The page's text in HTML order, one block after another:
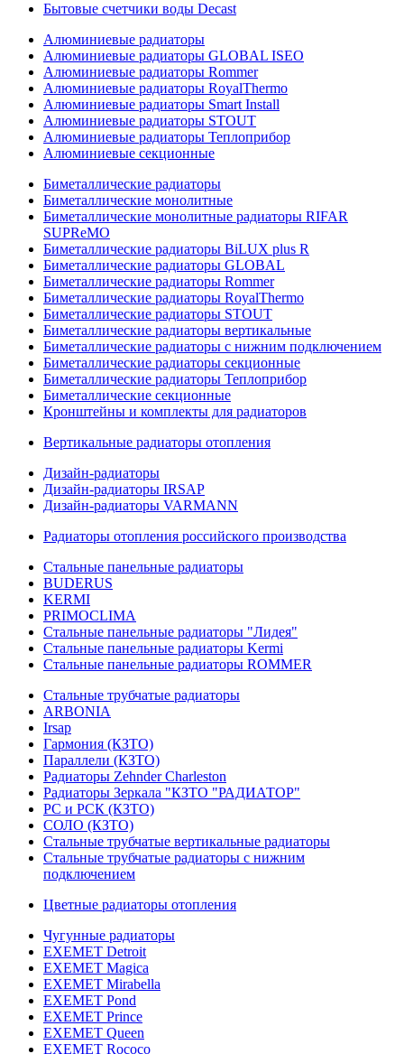
Бытовые счетчики воды Decast
Алюминиевые радиаторы
Алюминиевые радиаторы GLOBAL ISEO
Алюминиевые радиаторы Rommer
Алюминиевые радиаторы RoyalThermo
Алюминиевые радиаторы Smart Install
Алюминиевые радиаторы STOUT
Алюминиевые радиаторы Теплоприбор
Алюминиевые секционные
Биметаллические радиаторы
Биметаллические монолитные
Биметаллические монолитные радиаторы RIFAR
SUPReMO
Биметаллические радиаторы BiLUX plus R
Биметаллические радиаторы GLOBAL
Биметаллические радиаторы Rommer
Биметаллические радиаторы RoyalThermo
Биметаллические радиаторы STOUT
Биметаллические радиаторы вертикальные
Биметаллические радиаторы с нижним подключением
Биметаллические радиаторы секционные
Биметаллические радиаторы Теплоприбор
Биметаллические секционные
Кронштейны и комплекты для радиаторов
Вертикальные радиаторы отопления
Дизайн-радиаторы
Дизайн-радиаторы IRSAP
Дизайн-радиаторы VARMANN
Радиаторы отопления российского производства
Стальные панельные радиаторы
BUDERUS
KERMI
PRIMOCLIMA
Стальные панельные радиаторы "Лидея"
Стальные панельные радиаторы Kermi
Стальные панельные радиаторы ROMMER
Стальные трубчатые радиаторы
ARBONIA
Irsap
Гармония (КЗТО)
Параллели (КЗТО)
Радиаторы Zehnder Charleston
Радиаторы Зеркала "КЗТО "РАДИАТОР"
РС и РСК (КЗТО)
СОЛО (КЗТО)
Стальные трубчатые вертикальные радиаторы
Стальные трубчатые радиаторы с нижним
подключением
Цветные радиаторы отопления
Чугунные радиаторы
EXEMET Detroit
EXEMET Magica
EXEMET Mirabella
EXEMET Pond
EXEMET Prince
EXEMET Queen
EXEMET Rococo